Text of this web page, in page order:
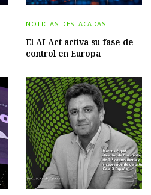
NOTICIAS DESTACADAS
El AI Act activa su fase de
control en Europa